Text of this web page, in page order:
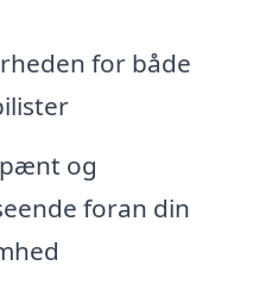
for både
og
foran din